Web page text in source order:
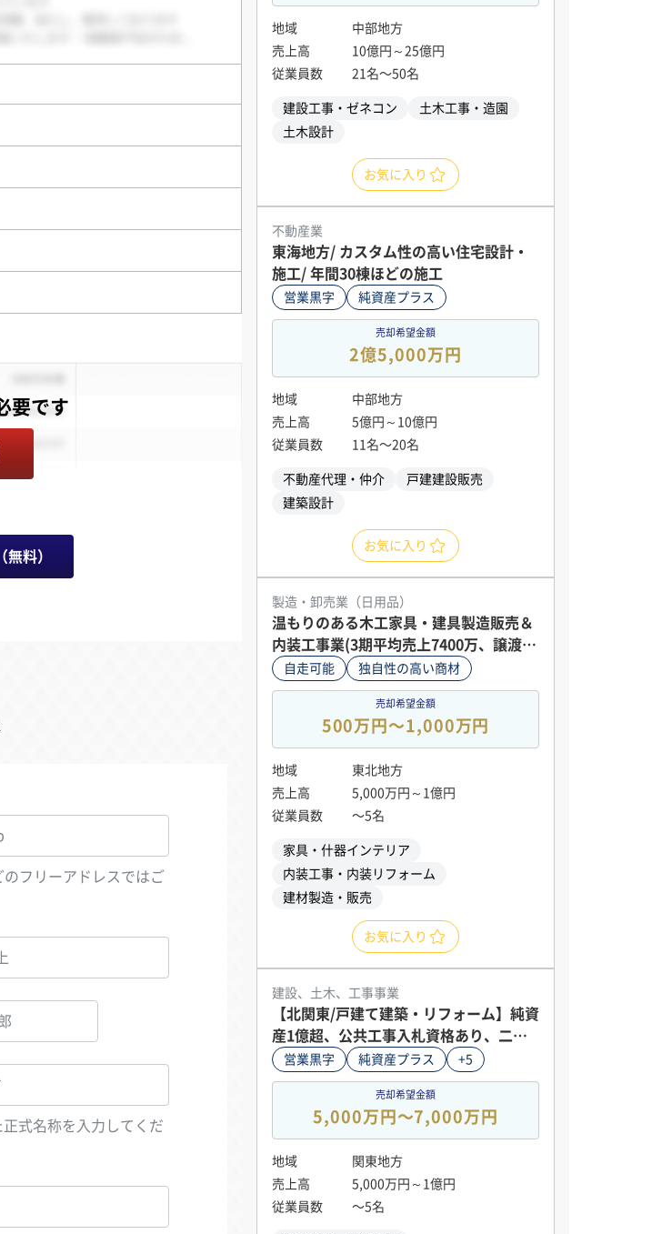
料）
フリーアドレスではご
式名称を入力してくだ
地域
中部地方
売上高
10億円～25億円
従業員数
21名〜50名
建設工事・ゼネコン
土木工事・造園
土木設計
お気に入り
不動産業
東海地方/ カスタム性の高い住宅設計・
施工/ 年間30棟ほどの施工
営業黒字 純資産プラス
売却希望金額
2億5,000万円
地域
中部地方
売上高
5億円～10億円
従業員数
11名〜20名
不動産代理・仲介
戸建建設販売
建築設計
お気に入り
製造・卸売業（日用品）
温もりのある木工家具・建具製造販売＆
内装工事業(3期平均売上7400万、譲渡価
格1100万円)
自走可能 独自性の高い商材
売却希望金額
500万円〜1,000万円
地域
東北地方
売上高
5,000万円～1億円
従業員数
〜5名
家具・什器インテリア
内装工事・内装リフォーム
建材製造・販売
お気に入り
建設、土木、工事事業
【北関東/戸建て建築・リフォーム】純資
産1億超、公共工事入札資格あり、二級
建築士在籍
営業黒字 純資産プラス +5
売却希望金額
5,000万円〜7,000万円
地域
関東地方
売上高
5,000万円～1億円
従業員数
〜5名